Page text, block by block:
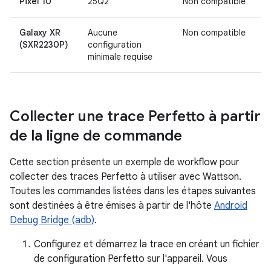
Galaxy XR
(SXR2230P)
Aucune
configuration
minimale requise
Non compatible
Collecter une trace Perfetto à partir
de la ligne de commande
Cette section présente un exemple de workflow pour
collecter des traces Perfetto à utiliser avec Wattson.
Toutes les commandes listées dans les étapes suivantes
sont destinées à être émises à partir de l'hôte Android
Debug Bridge (adb).
Configurez et démarrez la trace en créant un fichier
de configuration Perfetto sur l'appareil. Vous